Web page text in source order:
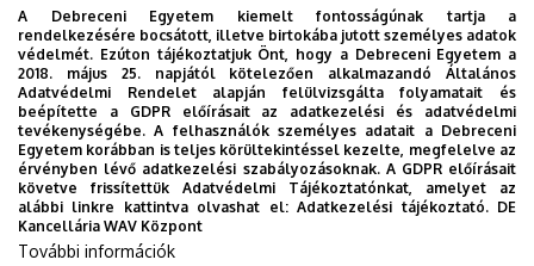
énekes előadói gyakorlat második tanévét teljesítő
hallgatók. Többek között a Denevér és a Víg
özvegy című klasszikus művekből is hangzottak el
részletek a Kodály Filharmónia Debrecen, valamint
a MediChoir közreműködésében a Debreceni
Egyetem Főépülete előtt.
TOVÁBB
Oldalszámozás
Első
oldal
«
Előző
oldal
‹
Oldal
1
Oldal
2
Oldal
3
Jelenlegi
oldal
4
Oldal
5
Oldal
6 …
A Debreceni Egyetem kiemelt fontosságúnak tartja a
rendelkezésére bocsátott, illetve birtokába jutott személyes adatok
védelmét. Ezúton tájékoztatjuk Önt, hogy a Debreceni Egyetem a
2018. május 25. napjától kötelezően alkalmazandó Általános
Adatvédelmi Rendelet alapján felülvizsgálta folyamatait és
beépítette a GDPR előírásait az adatkezelési és adatvédelmi
tevékenységébe. A felhasználók személyes adatait a Debreceni
Egyetem korábban is teljes körültekintéssel kezelte, megfelelve az
érvényben lévő adatkezelési szabályozásoknak. A GDPR előírásait
követve frissítettük Adatvédelmi Tájékoztatónkat, amelyet az
alábbi linkre kattintva olvashat el:Adatkezelési tájékoztató. DE
Kancellária WAV Központ
További információk